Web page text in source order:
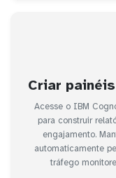
Criar
Acesse o IBM
para construir
engajamento.
automaticamente
tráfego